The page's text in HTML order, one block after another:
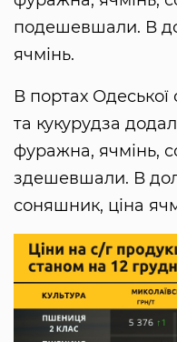
подешевшали. В
ячмінь.
В портах
та кукурудза
фуражна, ячмінь,
здешевшали. В
соняшник, ціна